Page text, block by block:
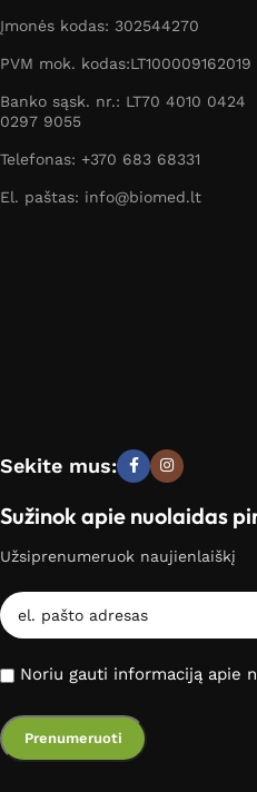
Įmonės kodas: 302544270
PVM mok. kodas:LT100009162019
Banko sąsk. nr.: LT70 4010 0424
0297 9055
Telefonas: +370 683 68331
El. paštas: info@biomed.lt
Sekite mus:
Sužinok apie nuolaidas
Užsiprenumeruok naujienlaiškį
Noriu gauti informaciją apie